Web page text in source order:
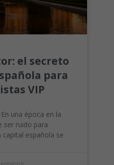
el secreto
para
VIP
una época en la
ser ruido para
española se